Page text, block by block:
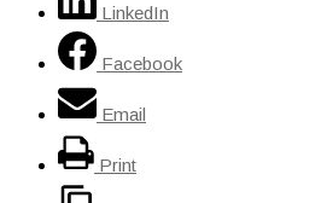
LinkedIn
Facebook
Email
Print